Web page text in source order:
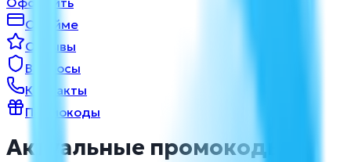
О займе
Отзывы
Вопросы
Контакты
Промокоды
Актуальные промокоды